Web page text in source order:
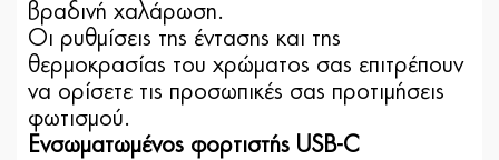
βραδινή χαλάρωση.
Οι ρυθμίσεις της έντασης και της
θερμοκρασίας του χρώματος σας επιτρέπουν
να ορίσετε τις προσωπικές σας προτιμήσεις
φωτισμού.
Ενσωματωμένος φορτιστής USB-C